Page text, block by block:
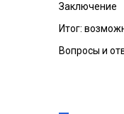
Заключение
Итог:
Вопросы и